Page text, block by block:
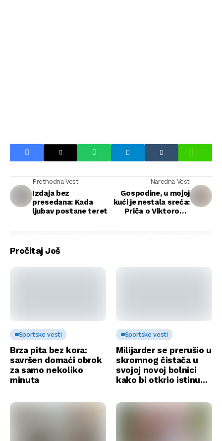
Prethodna Vest
Izdaja bez
presedana: Kada
ljubav postane teret
Naredna Vest
Gospodine, u mojoj
kući je nestala sreća:
Priča o Viktorovoj
Pročitaj Još
Sportske vesti
Brza pita bez kora:
savršen domaći obrok
za samo nekoliko
minuta
Sportske vesti
Milijarder se prerušio u
skromnog čistača u
svojoj novoj bolnici
kako bi otkrio istinu…